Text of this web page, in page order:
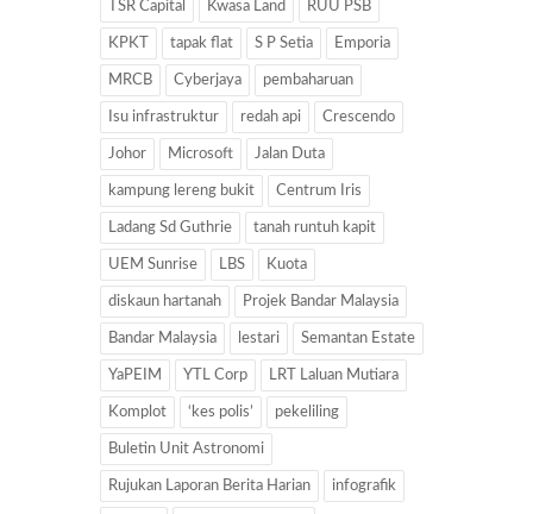
TSR Capital Kwasa Land RUU PSB
KPKT tapak flat S P Setia Emporia
MRCB Cyberjaya pembaharuan
Isu infrastruktur redah api Crescendo
Johor Microsoft Jalan Duta
kampung lereng bukit Centrum Iris
Ladang Sd Guthrie tanah runtuh kapit
UEM Sunrise LBS Kuota
diskaun hartanah Projek Bandar Malaysia
Bandar Malaysia lestari Semantan Estate
YaPEIM YTL Corp LRT Laluan Mutiara
Komplot ‘kes polis’ pekeliling
Buletin Unit Astronomi
Rujukan Laporan Berita Harian infografik